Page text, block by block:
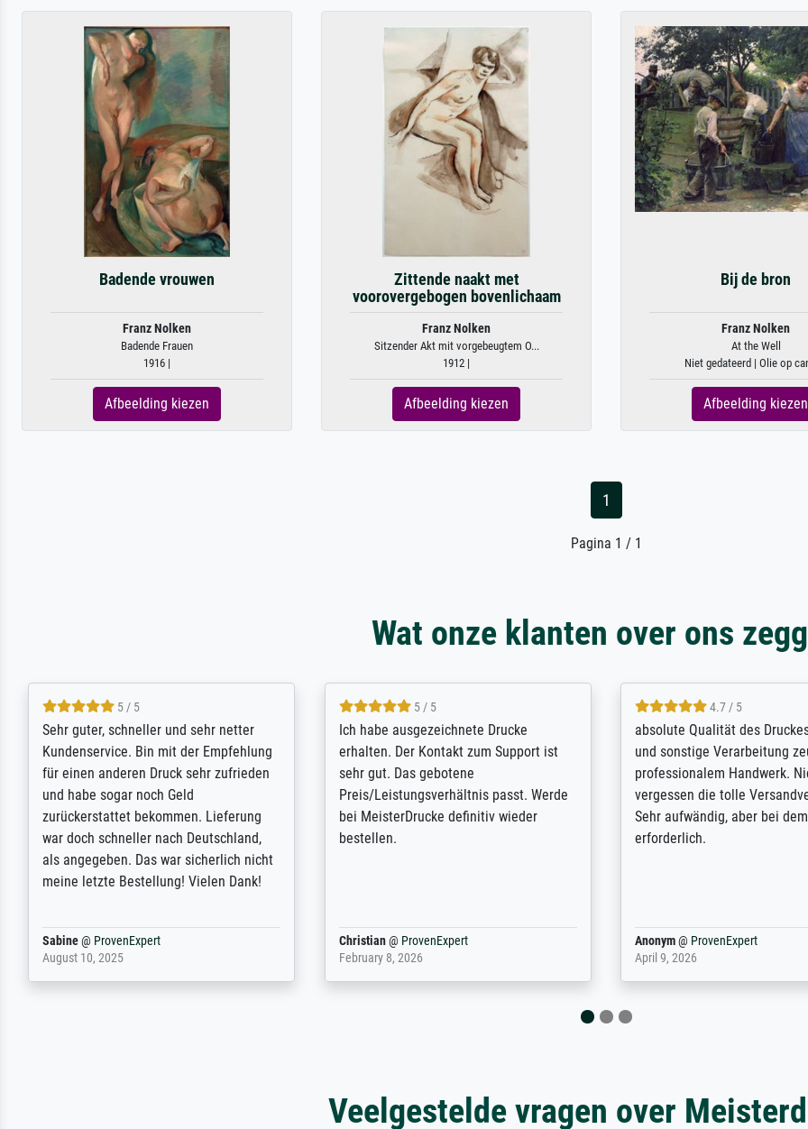
Badende vrouwen
Franz Nolken
Badende Frauen
1916 |
Afbeelding kiezen
Zittende naakt met
voorovergebogen bovenlichaam
Franz Nolken
Sitzender Akt mit vorgebeugtem O...
1912 |
Afbeelding kiezen
Bij de bron
Franz Nolken
At the Well
Niet gedateerd | Olie op
Afbeelding kiezen
1
Pagina 1 / 1
Wat onze klanten over ons
4.4 / 5
Das Ergebnis sieht hervorragend aus.
Der telefonische Service hat mir
geholfen, ein paar Fragen schnell zu
klären. Rundum ist Meisterdrucke sehr
zu empfehlen. Zukünftig werde ich
bestimmt wieder darauf zurückkommen.
Bojan@ProvenExpert
November 9, 2025
5 / 5
I search the Internet and found to my
luck Meistedrucke. Excellent in all
matters - in kommunikation, service,
product and delivery, we are delighted,
thank you so much!
Margrethe@ProvenExpert
December 2, 2025
4.8 / 5
Ich bin mit meinen
Meisterdrucke überaus
solche Qualität habe ich bis
nirgends gefunden. Jedes
macht Lust auf mehr...
Magnus@ ProvenExpert
December 12, 2025
Veelgestelde vragen over